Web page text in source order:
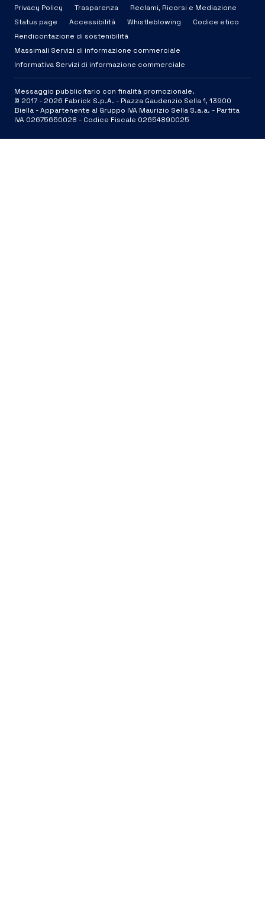
Privacy Policy Trasparenza
Reclami, Ricorsi e Mediazione
Status page
Accessibilità Whistleblowing
Codice etico
Rendicontazione di sostenibilità
Massimali Servizi di informazione commerciale
Informativa Servizi di informazione commerciale
Messaggio pubblicitario con finalità promozionale.
© 2017 - 2026 Fabrick S.p.A. - Piazza Gaudenzio Sella 1, 13900
Biella - Appartenente al Gruppo IVA Maurizio Sella S.a.a. - Partita
IVA 02675650028 - Codice Fiscale 02654890025